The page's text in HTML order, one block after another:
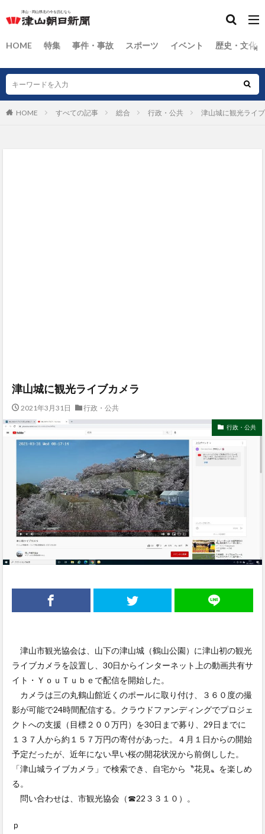
HOME 特集 事件・事故 スポーツ イベント 歴史・文化
HOME すべての記事 総合 行政・公共 津山城に観光ライ
津山城に観光ライブカメラ
2021年3月31日 行政・公共
行政・公共
津山市観光協会は、山下の津山城（鶴山公園）に津山初の観光
ライブカメラを設置し、30日からインターネット上の動画共有サ
イト・ＹｏｕＴｕｂｅで配信を開始した。
カメラは三の丸鶴山館近くのポールに取り付け、３６０度の撮
影が可能で24時間配信する。クラウドファンディングでプロジェ
クトへの支援（目標２００万円）を30日まで募り、29日までに
１３７人から約１５７万円の寄付があった。４月１日からの開始
予定だったが、近年にない早い桜の開花状況から前倒しした。
「津山城ライブカメラ」で検索でき、自宅から〝花見〟を楽しめ
る。
問い合わせは、市観光協会（☎22３３１０）。
ｐ